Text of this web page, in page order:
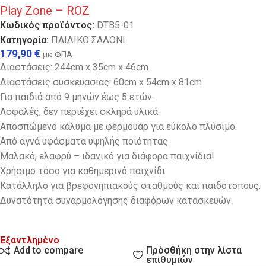
Play Zone – ROZ
Κωδικός προϊόντος: DTB5-01
Κατηγορία: ΠΑΙΔΙΚΟ ΣΑΛΟΝΙ
179,90€ με ΦΠΑ
Διαστάσεις: 244cm x 35cm x 46cm
Διαστάσεις συσκευασίας: 60cm x 54cm x 81cm
Για παιδιά από 9 μηνών έως 5 ετών.
Ασφαλές, δεν περιέχει σκληρά υλικά.
Αποσπώμενο κάλυμα με φερμουάρ για εύκολο πλύσιμο.
Από αγνά υφάσματα υψηλής ποιότητας
Μαλακό, ελαφρύ – ιδανικό για διάφορα παιχνίδια!
Χρήσιμο τόσο για καθημερινό παιχνίδι
Κατάλληλο για βρεφονηπιακούς σταθμούς και παιδότοπους.
Δυνατότητα συναρμολόγησης διαφόρων κατασκευών.
Εξαντλημένο
Add to compare
Πρόσθήκη στην λίστα
επιθυμιών